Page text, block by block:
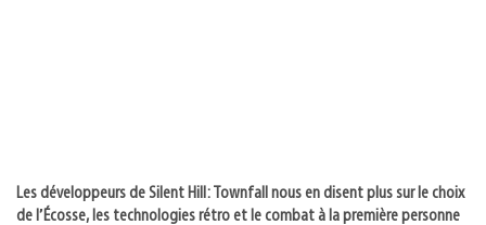
Les développeurs de Silent Hill: Townfall nous en disent plus sur le choix
de l’Écosse, les technologies rétro et le combat à la première personne